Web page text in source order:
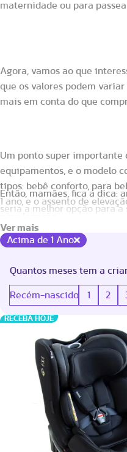
maternidade ou para
Agora, vamos ao que
que os valores podem
mais em conta do que
Um ponto super importante
equipamentos, e o modelo
tipos: bebê conforto, para
1 ano, e o assento de
Então, mamães, fica a dica:
seria a melhor opção para a
conforto do seu bebê. E no
Acima de 1 Ano
Quantos meses tem a
Recém-nascido 1 2
RECEBA HOJE